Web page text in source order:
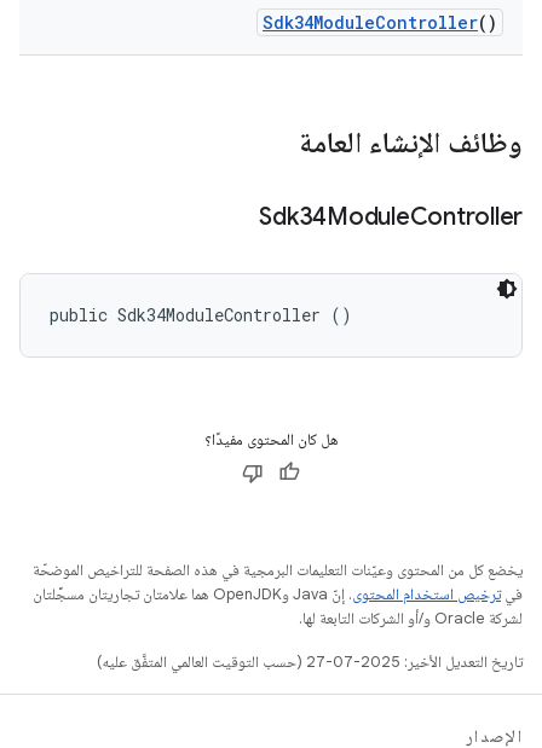
Sdk34ModuleController()
وظائف الإنشاء العامة
Sdk34ModuleController
public Sdk34ModuleController ()
هل كان المحتوى مفيدًا؟
يخضع كل من المحتوى وعيّنات التعليمات البرمجية في هذه الصفحة للتراخيص الموضحّة
فيترخيص استخدام المحتوى
. إنّ Java وOpenJDK هما علامتان تجاريتان مسجَّلتان
لشركة Oracle و/أو الشركات التابعة لها.
تاريخ التعديل الأخير: 2025-07-27 (حسب التوقيت العالمي المتفَّق عليه)
الإصدار